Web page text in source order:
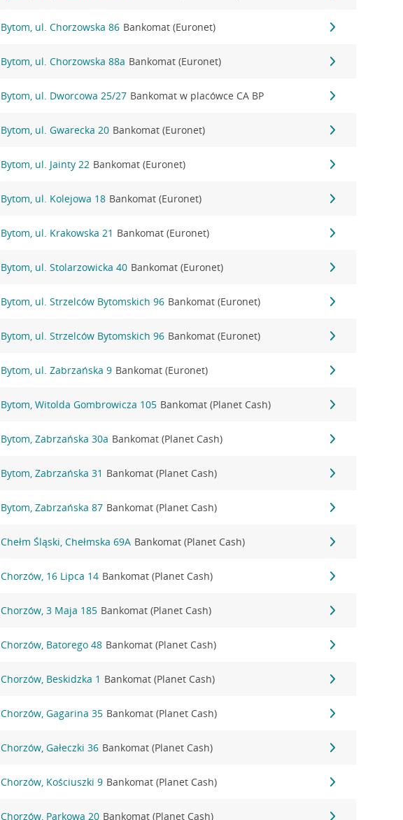
Bytom, ul. Chorzowska 86 Bankomat (Euronet)
Bytom, ul. Chorzowska 88a Bankomat (Euronet)
Bytom, ul. Dworcowa 25/27 Bankomat w placówce CA BP
Bytom, ul. Gwarecka 20 Bankomat (Euronet)
Bytom, ul. Jainty 22 Bankomat (Euronet)
Bytom, ul. Kolejowa 18 Bankomat (Euronet)
Bytom, ul. Krakowska 21 Bankomat (Euronet)
Bytom, ul. Stolarzowicka 40 Bankomat (Euronet)
Bytom, ul. Strzelców Bytomskich 96 Bankomat (Euronet)
Bytom, ul. Strzelców Bytomskich 96 Bankomat (Euronet)
Bytom, ul. Zabrzańska 9 Bankomat (Euronet)
Bytom, Witolda Gombrowicza 105 Bankomat (Planet Cash)
Bytom, Zabrzańska 30a Bankomat (Planet Cash)
Bytom, Zabrzańska 31 Bankomat (Planet Cash)
Bytom, Zabrzańska 87 Bankomat (Planet Cash)
Chełm Śląski, Chełmska 69A Bankomat (Planet Cash)
Chorzów, 16 Lipca 14 Bankomat (Planet Cash)
Chorzów, 3 Maja 185 Bankomat (Planet Cash)
Chorzów, Batorego 48 Bankomat (Planet Cash)
Chorzów, Beskidzka 1 Bankomat (Planet Cash)
Chorzów, Gagarina 35 Bankomat (Planet Cash)
Chorzów, Gałeczki 36 Bankomat (Planet Cash)
Chorzów, Kościuszki 9 Bankomat (Planet Cash)
Chorzów, Parkowa 20 Bankomat (Planet Cash)